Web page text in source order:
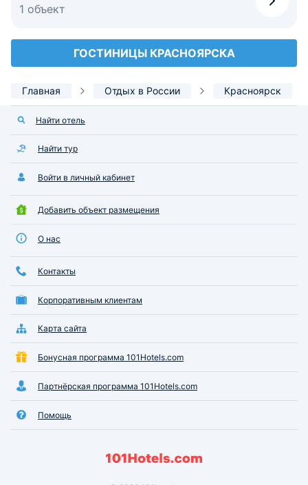
1 объект
ГОСТИНИЦЫ КРАСНОЯРСКА
Главная Отдых в России Красноярск
Найти отель
Найти тур
Войти в личный кабинет
Добавить объект размещения
О нас
Контакты
Корпоративным клиентам
Карта сайта
Бонусная программа 101Hotels.com
Партнёрская программа 101Hotels.com
Помощь